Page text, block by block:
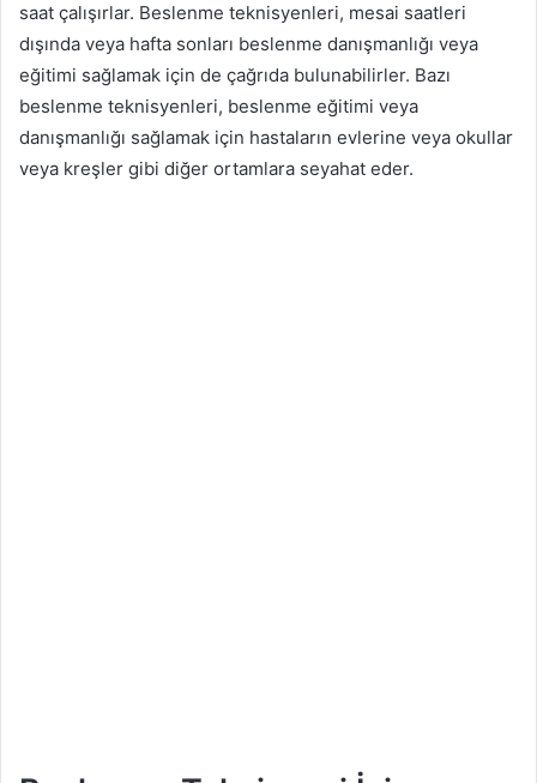
saat çalışırlar. Beslenme teknisyenleri, mesai saatleri
dışında veya hafta sonları beslenme danışmanlığı veya
eğitimi sağlamak için de çağrıda bulunabilirler. Bazı
beslenme teknisyenleri, beslenme eğitimi veya
danışmanlığı sağlamak için hastaların evlerine veya okullar
veya kreşler gibi diğer ortamlara seyahat eder.